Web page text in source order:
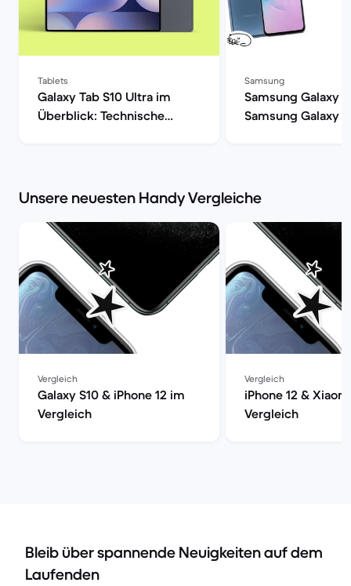
Tablets
Galaxy Tab S10 Ultra im
Überblick: Technische
Samsung
Samsung Galaxy
Samsung Galaxy
Unsere neuesten Handy Vergleiche
Vergleich
Galaxy S10 & iPhone 12 im
Vergleich
Vergleich
iPhone 12 &
Vergleich
Bleib über spannende Neuigkeiten auf dem
Laufenden